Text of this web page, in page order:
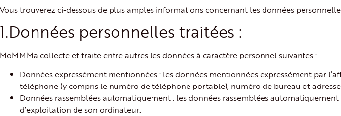
Vous trouverez ci-dessous de plus amples informations concernant les données
1.Données personnelles traitées :
MoMMMa collecte et traite entre autres les données à caractère personnel suivantes :
Données expressément mentionnées : les données mentionnées expressément par
téléphone (y compris le numéro de téléphone portable), numéro de bureau et
Données rassemblées automatiquement : les données rassemblées
d’exploitation de son ordinateur.